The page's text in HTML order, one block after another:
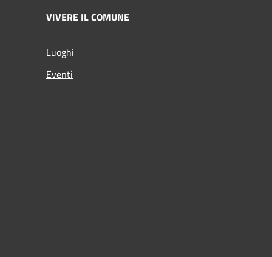
VIVERE IL COMUNE
Luoghi
Eventi